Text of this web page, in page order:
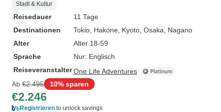
Stadt & Kultur
Reisedauer
11 Tage
Destinationen
Tokio , Hakone , Kyoto , Osaka , Nagano
Alter
Alter 18-59
Sprache
Nur: Englisch
ReiseveranstalterOne Life Adventures
Ab €2.495 10% sparen
€2.246
Registrieren to unlock savings